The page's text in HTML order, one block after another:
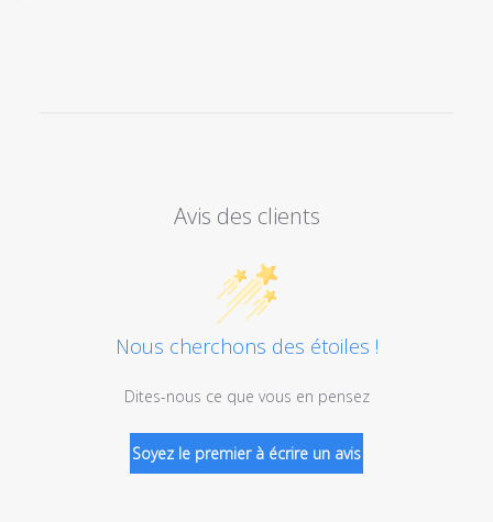
Avis des clients
Nous cherchons des étoiles !
Dites-nous ce que vous en pensez
Soyez le premier à écrire un avis